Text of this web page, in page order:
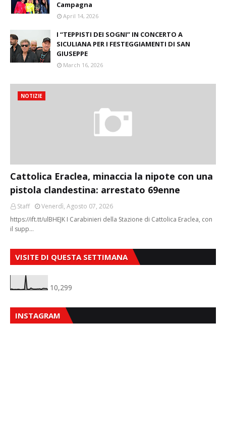
Campagna
April 14, 2026
I “TEPPISTI DEI SOGNI” IN CONCERTO A
SICULIANA PER I FESTEGGIAMENTI DI SAN
GIUSEPPE
March 16, 2026
NOTIZIE
Cattolica Eraclea, minaccia la nipote con una
pistola clandestina: arrestato 69enne
Staff
Venerdì, Agosto 07, 2026
https://ift.tt/ulBHEJK I Carabinieri della Stazione di Cattolica Eraclea, con
il supp…
VISITE DI QUESTA SETTIMANA
10,299
INSTAGRAM